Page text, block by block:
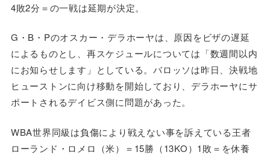
4敗2分＝の一戦は延期が決定。
G・B・Pのオスカー・デラホーヤは、原因をビザの遅延
によるものとし、再スケジュールについては「数週間以内
にお知らせします」としている。バロッソは昨日、決戦地
ヒューストンに向け移動を開始しており、デラホーヤにサ
ポートされるデイビス側に問題があった。
WBA世界同級は負傷により戦えない事を訴えている王者
ローランド・ロメロ（米）＝15勝（13KO）1敗＝を休養